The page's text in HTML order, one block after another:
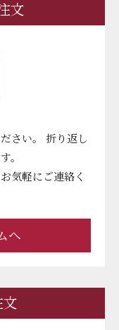
文
さい。 折り返し
。
気軽にご連絡く
へ